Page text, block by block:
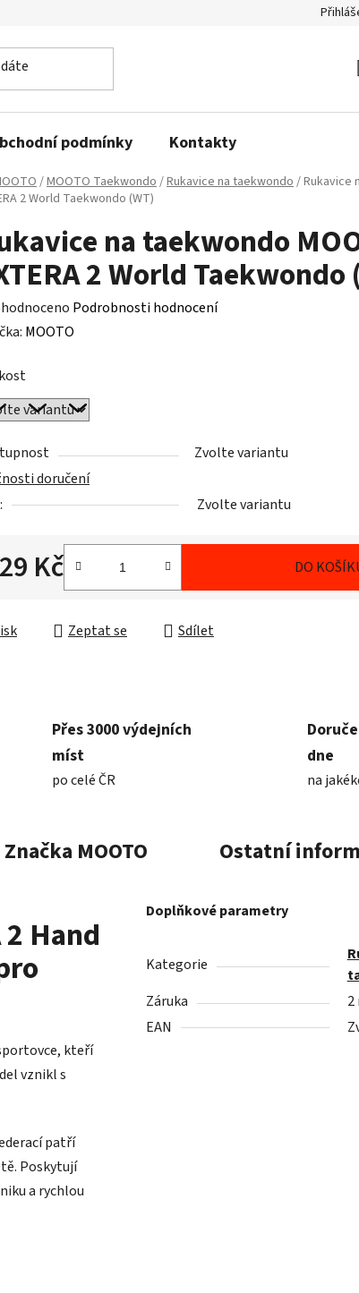
řád a odstoupení od smlouvy Politika používání cookies
podmínky Kontakty
/MOOTO Taekwondo/Rukavice na taekwondo/Rukavice
2 World Taekwondo (WT)
na taekwondo
2 World Taekwondo
Podrobnosti hodnocení
MOOTO
Zvolte variantu
doručení
Zvolte variantu
Kč DO
Zeptat se Sdílet
Přes 3000 výdejních
míst
po celé ČR
dne
na
Značka MOOTO Ostatní
Hand
kteří
vznikl s
patří
Poskytují
a rychlou
Doplňkové parametry
Kategorie
Záruka
2
EAN